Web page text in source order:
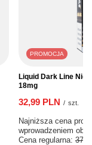
PROMOCJA
Liquid Dark Line
18mg
32,99 PLN / szt.
Najniższa cena
wprowadzeniem
Cena regularna: